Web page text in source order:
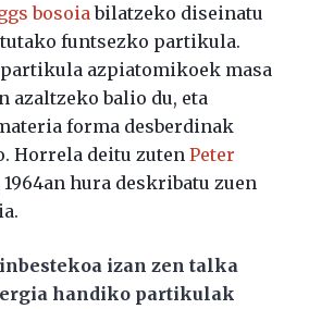
bosoiabilatzeko diseinatu
funtsezko partikula.
azpiatomikoek masa
azaltzeko balio du, eta
forma desberdinak
Horrela deitu zuten Peter
1964an hura deskribatu zuen
izan zen talka
handiko partikulak